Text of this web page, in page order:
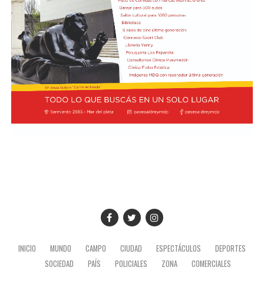
INICIO MUNDO CAMPO CIUDAD ESPECTÁCULOS
DEPORTES
SOCIEDAD
PAÍS POLICIALES ZONA COMERCIALES